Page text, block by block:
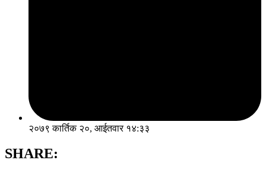
२०७९ कार्तिक २०, आईतवार १४:३३
SHARE: